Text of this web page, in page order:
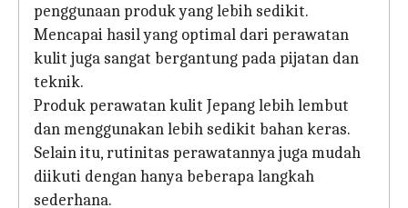
penggunaan produk yang lebih sedikit.
Mencapai hasil yang optimal dari perawatan
kulit juga sangat bergantung pada pijatan dan
teknik.
Produk perawatan kulit Jepang lebih lembut
dan menggunakan lebih sedikit bahan keras.
Selain itu, rutinitas perawatannya juga mudah
diikuti dengan hanya beberapa langkah
sederhana.